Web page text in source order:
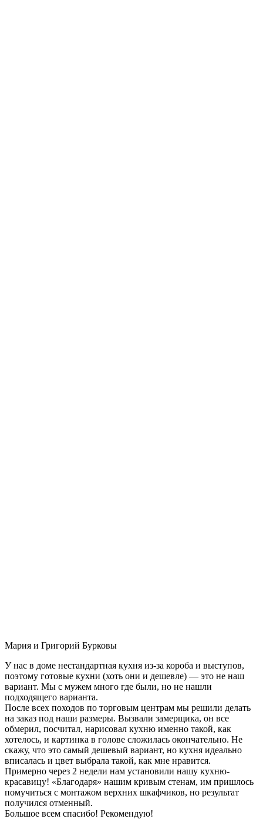
Мария и Григорий Бурковы
У нас в доме нестандартная кухня из-за короба и выступов,
поэтому готовые кухни (хоть они и дешевле) — это не наш
вариант. Мы с мужем много где были, но не нашли
подходящего варианта.
После всех походов по торговым центрам мы решили делать
на заказ под наши размеры. Вызвали замерщика, он все
обмерил, посчитал, нарисовал кухню именно такой, как
хотелось, и картинка в голове сложилась окончательно. Не
скажу, что это самый дешевый вариант, но кухня идеально
вписалась и цвет выбрала такой, как мне нравится.
Примерно через 2 недели нам установили нашу кухню-
красавицу! «Благодаря» нашим кривым стенам, им пришлось
помучиться с монтажом верхних шкафчиков, но результат
получился отменный.
Большое всем спасибо! Рекомендую!